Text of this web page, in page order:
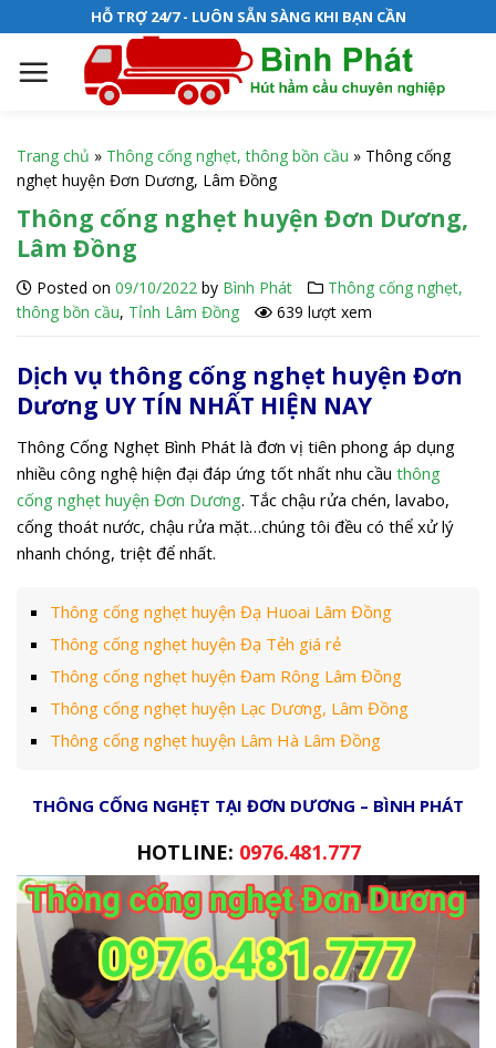
k
HỖ TRỢ 24/7 - LUÔN SẴN SÀNG KHI BẠN CẦN
Trang chủ » Thông cống nghẹt, thông bồn cầu » Thông cống
nghẹt huyện Đơn Dương, Lâm Đồng
Thông cống nghẹt huyện Đơn Dương,
Lâm Đồng
Posted on 09/10/2022 by Bình Phát
Thông cống nghẹt,
thông bồn cầu, Tỉnh Lâm Đồng 639 lượt xem
Dịch vụ thông cống nghẹt huyện Đơn
Dương UY TÍN NHẤT HIỆN NAY
Thông Cống Nghẹt Bình Phát là đơn vị tiên phong áp dụng
nhiều công nghệ hiện đại đáp ứng tốt nhất nhu cầu thông
cống nghẹt huyện Đơn Dương. Tắc chậu rửa chén, lavabo,
cống thoát nước, chậu rửa mặt…chúng tôi đều có thể xử lý
nhanh chóng, triệt để nhất.
Thông cống nghẹt huyện Đạ Huoai Lâm Đồng
Thông cống nghẹt huyện Đạ Tẻh giá rẻ
Thông cống nghẹt huyện Đam Rông Lâm Đồng
Thông cống nghẹt huyện Lạc Dương, Lâm Đồng
Thông cống nghẹt huyện Lâm Hà Lâm Đồng
THÔNG CỐNG NGHẸT TẠI ĐƠN DƯƠNG – BÌNH PHÁT
HOTLINE: 0976.481.777